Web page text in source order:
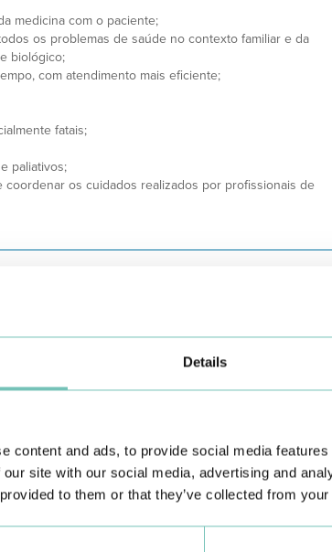
Details
content and ads, to provide social media
site with our social media, advertising and
to them or that they’ve collected from
medicina com o paciente;
os problemas de saúde no contexto familiar e da
biológico;
com atendimento mais eficiente;
fatais;
paliativos;
os cuidados realizados por profissionais de
há procedimentos, do ponto de vista técnico, que se
mal definidas, o Clínico Geral/Médico de Família lida
componente biológica, psicológica e social. Além de
de Família deve adoptar actuações de Medicina
envolve os seus utentes.